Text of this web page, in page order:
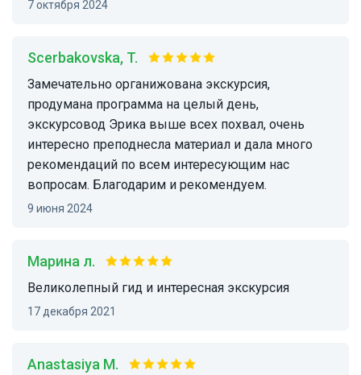
7 октября 2024
Scerbakovska, T.
Замечательно органижована экскурсия,
продумана программа на целый день,
экскурсовод Эрика выше всех похвал, очень
интересно преподнесла материал и дала много
рекомендаций по всем интересующим нас
вопросам. Благодарим и рекомендуем.
9 июня 2024
Марина л.
Великолепный гид и интересная экскурсия
17 декабря 2021
Anastasiya M.